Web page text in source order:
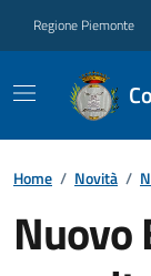
Regione Piemonte
Home / Novità /
Nuovo